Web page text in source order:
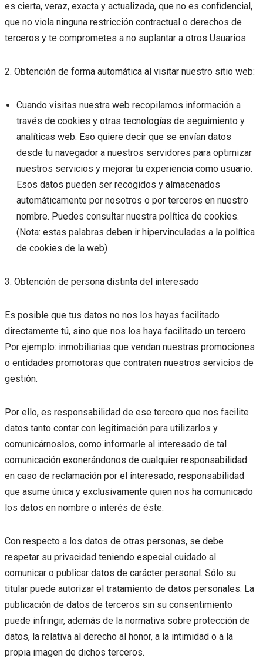
es cierta, veraz, exacta y actualizada, que no es confidencial,
que no viola ninguna restricción contractual o derechos de
terceros y te comprometes a no suplantar a otros Usuarios.
2. Obtención de forma automática al visitar nuestro sitio web:
Cuando visitas nuestra web recopilamos información a
través de cookies y otras tecnologías de seguimiento y
analíticas web. Eso quiere decir que se envían datos
desde tu navegador a nuestros servidores para optimizar
nuestros servicios y mejorar tu experiencia como usuario.
Esos datos pueden ser recogidos y almacenados
automáticamente por nosotros o por terceros en nuestro
nombre. Puedes consultar nuestra política de cookies.
(Nota: estas palabras deben ir hipervinculadas a la política
de cookies de la web)
3. Obtención de persona distinta del interesado
Es posible que tus datos no nos los hayas facilitado
directamente tú, sino que nos los haya facilitado un tercero.
Por ejemplo: inmobiliarias que vendan nuestras promociones
o entidades promotoras que contraten nuestros servicios de
gestión.
Por ello, es responsabilidad de ese tercero que nos facilite
datos tanto contar con legitimación para utilizarlos y
comunicárnoslos, como informarle al interesado de tal
comunicación exonerándonos de cualquier responsabilidad
en caso de reclamación por el interesado, responsabilidad
que asume única y exclusivamente quien nos ha comunicado
los datos en nombre o interés de éste.
Con respecto a los datos de otras personas, se debe
respetar su privacidad teniendo especial cuidado al
comunicar o publicar datos de carácter personal. Sólo su
titular puede autorizar el tratamiento de datos personales. La
publicación de datos de terceros sin su consentimiento
puede infringir, además de la normativa sobre protección de
datos, la relativa al derecho al honor, a la intimidad o a la
propia imagen de dichos terceros.